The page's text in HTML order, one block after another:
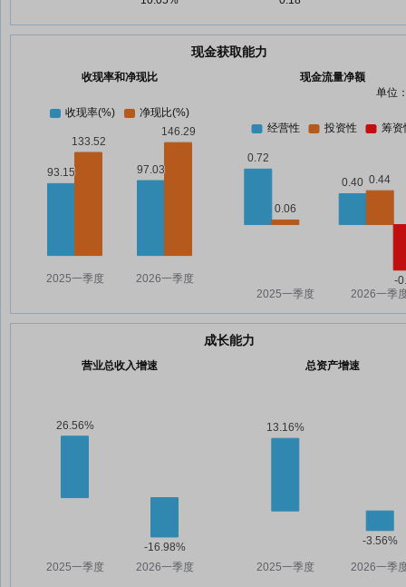
现金获取能力
收现率和净现比
现金流量净额
单位
成长能力
营业总收入增速 总资产增速